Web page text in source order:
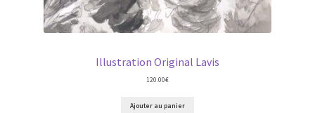
Illustration Original Lavis
120.00€
Ajouter au panier